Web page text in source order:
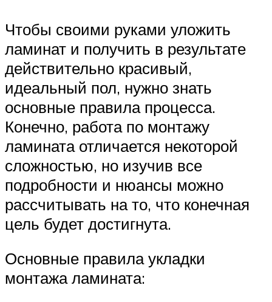
Чтобы своими руками уложить
ламинат и получить в результате
действительно красивый,
идеальный пол, нужно знать
основные правила процесса.
Конечно, работа по монтажу
ламината отличается некоторой
сложностью, но изучив все
подробности и нюансы можно
рассчитывать на то, что конечная
цель будет достигнута.
Основные правила укладки
монтажа ламината: